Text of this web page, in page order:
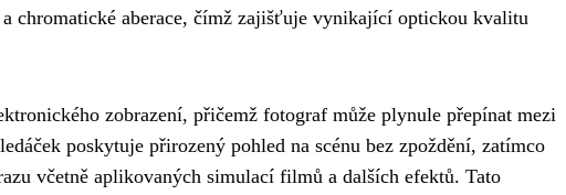
chromatické aberace, čímž zajišťuje vynikající optickou kvalitu
zobrazení, přičemž fotograf může plynule přepínat mezi
poskytuje přirozený pohled na scénu bez zpoždění, zatímco
včetně aplikovaných simulací filmů a dalších efektů. Tato